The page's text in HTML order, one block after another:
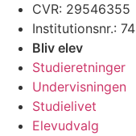
CVR: 29546355
Institutionsnr.:
Bliv elev
Studieretninger
Undervisningen
Studielivet
Elevudvalg